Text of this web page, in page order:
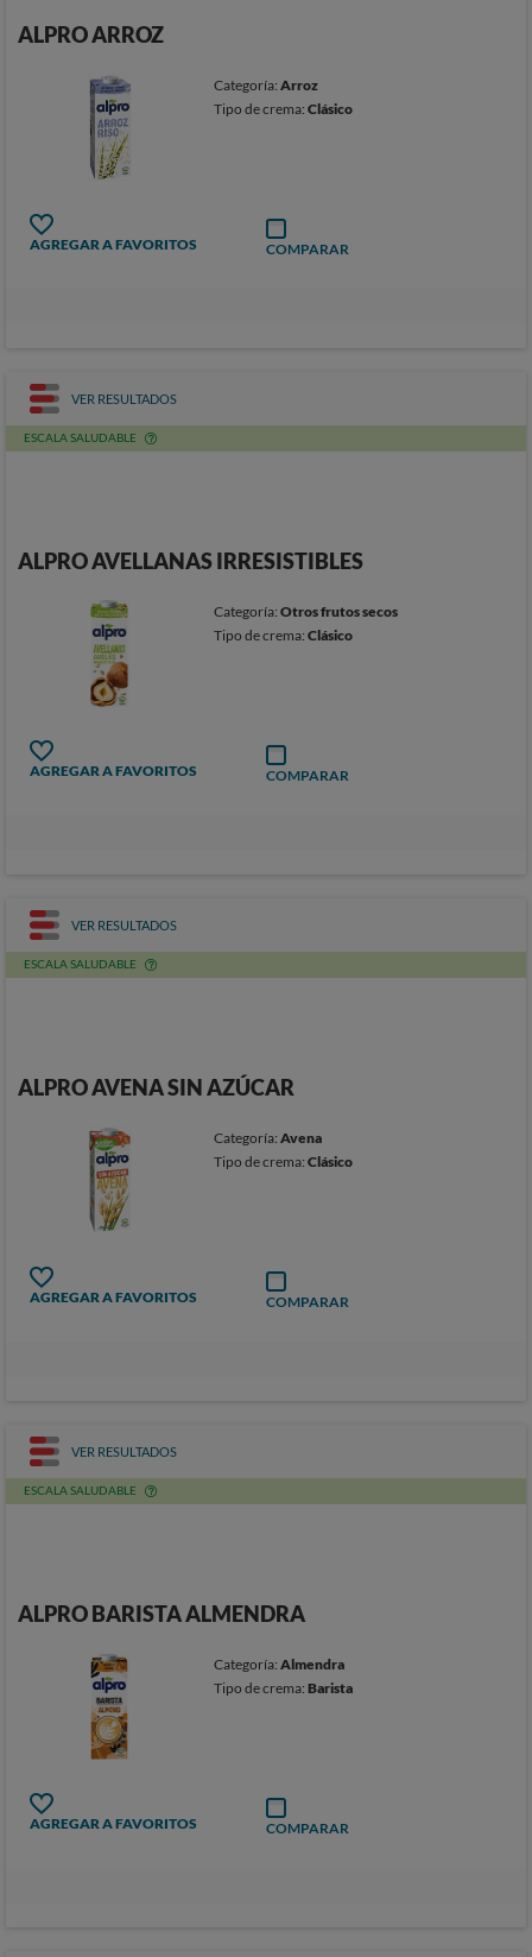
ALPRO ARROZ
Categoría:Arroz
Tipo de crema:Clásico
AGREGAR A FAVORITOS COMPARAR
VER RESULTADOS
ESCALA SALUDABLE
ALPRO AVELLANAS IRRESISTIBLES
Categoría:Otros frutos secos
Tipo de crema:Clásico
AGREGAR A FAVORITOS COMPARAR
VER RESULTADOS
ESCALA SALUDABLE
ALPRO AVENA SIN AZÚCAR
Categoría:Avena
Tipo de crema:Clásico
AGREGAR A FAVORITOS COMPARAR
VER RESULTADOS
ESCALA SALUDABLE
ALPRO BARISTA ALMENDRA
Categoría:Almendra
Tipo de crema:Barista
AGREGAR A FAVORITOS COMPARAR